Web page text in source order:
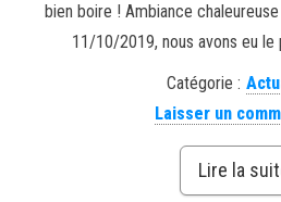
bien boire ! Ambiance
11/10/2019, nous avons eu le
Catégorie :
Laisser un
Lire la